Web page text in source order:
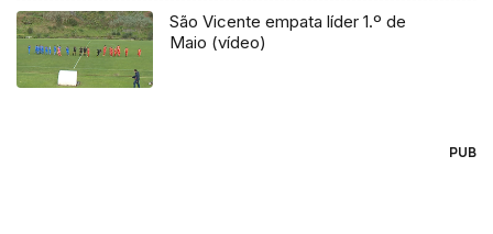
São Vicente empata líder 1.º de
Maio (vídeo)
PUB